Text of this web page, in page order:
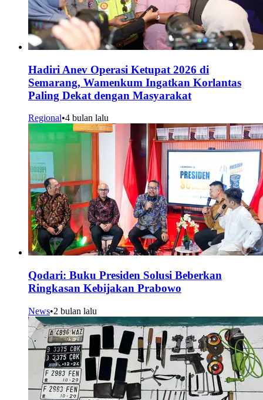
Hadiri Anev Operasi Ketupat 2026 di
Semarang, Wamenkum Ingatkan Korlantas
Paling Dekat dengan Masyarakat
Regional•4 bulan lalu
Qodari: Buku Presiden Solusi Beberkan
Ringkasan Kebijakan Prabowo
News•2 bulan lalu